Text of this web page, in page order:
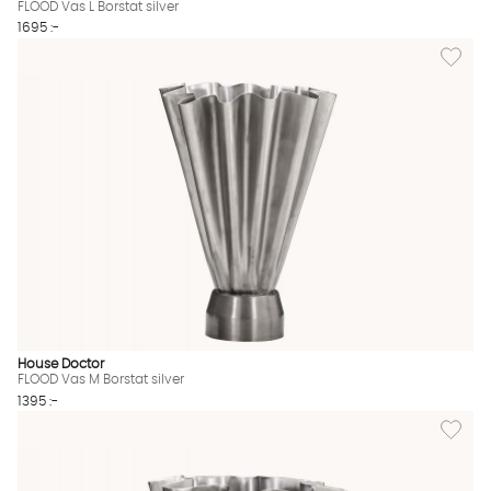
FLOOD Vas L Borstat silver
1695 :-
Lägg
House Doctor
FLOOD Vas M Borstat silver
1395 :-
Lägg